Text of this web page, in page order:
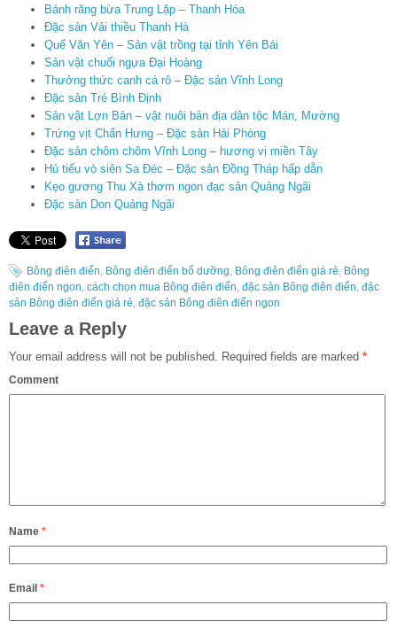
Bánh răng bừa Trung Lập – Thanh Hóa
Đặc sản Vải thiều Thanh Hà
Quế Văn Yên – Sản vật trồng tại tỉnh Yên Bái
Sản vật chuối ngựa Đại Hoàng
Thưởng thức canh cá rô – Đặc sản Vĩnh Long
Đặc sản Tré Bình Định
Sản vật Lợn Bản – vật nuôi bản địa dân tộc Mán, Mường
Trứng vịt Chấn Hưng – Đặc sản Hải Phòng
Đặc sản chôm chôm Vĩnh Long – hương vị miền Tây
Hủ tiếu vò siên Sa Đéc – Đặc sản Đồng Tháp hấp dẫn
Kẹo gương Thu Xà thơm ngon đạc sản Quảng Ngãi
Đặc sản Don Quảng Ngãi
Bông điên điển Bông điên điển bổ dưỡng Bông điên điển giá rẻ Bông
điên điển ngon cách chọn mua Bông điên điển đặc sản Bông điên điển đặc
sản Bông điên điển giá rẻ đặc sản Bông điên điển ngon
Leave a Reply
Your email address will not be published. Required fields are marked *
Comment
Name *
Email *